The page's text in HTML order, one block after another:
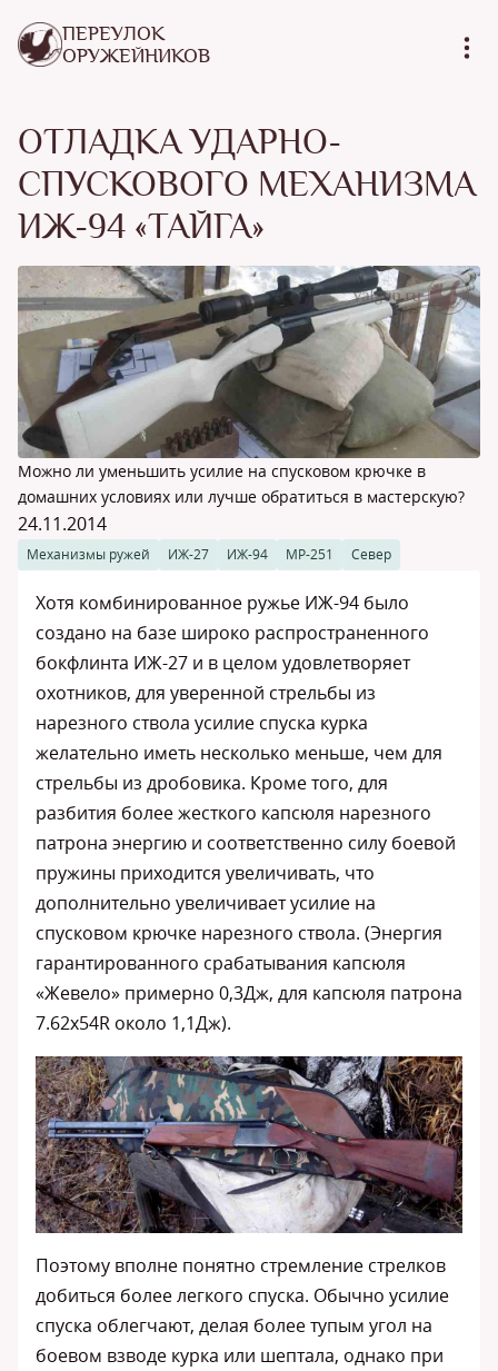
ПЕРЕУЛОК
ОРУЖЕЙНИКОВ
ОТЛАДКА УДАРНО-
СПУСКОВОГО МЕХАНИЗМА
ИЖ-94 «ТАЙГА»
Хотя комбинированное ружье ИЖ-94 было
создано на базе широко распространенного
бокфлинта ИЖ-27 и в целом удовлетворяет
охотников, для уверенной стрельбы из
нарезного ствола усилие спуска курка
желательно иметь несколько меньше, чем для
стрельбы из дробовика. Кроме того, для
разбития более жесткого капсюля нарезного
патрона энергию и соответственно силу боевой
пружины приходится увеличивать, что
дополнительно увеличивает усилие на
спусковом крючке нарезного ствола. (Энергия
гарантированного срабатывания капсюля
«Жевело» примерно 0,3Дж, для капсюля патрона
7.62х54R около 1,1Дж).
Поэтому вполне понятно стремление стрелков
добиться более легкого спуска. Обычно усилие
спуска облегчают, делая более тупым угол на
боевом взводе курка или шептала, однако при
Можно ли уменьшить усилие на спусковом крючке в
домашних условиях или лучше обратиться в мастерскую?
24.11.2014
Механизмы ружей ИЖ-27 ИЖ-94 МР-251 Север